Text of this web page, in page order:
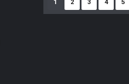
1 2 3 4 5